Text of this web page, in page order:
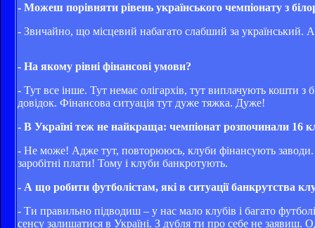
- Можеш порівняти рівень українського чемпіонату з
- Звичайно, що місцевий набагато слабший за
- На якому рівні фінансові умови?
- Тут все інше. Тут немає олігархів, тут виплачують кошти
довідок. Фінансова ситуація тут дуже тяжка. Дуже!
- В Україні теж не найкраща: чемпіонат розпочинали 16
- Не може! Адже тут, повторююсь, клуби фінансують заводи.
заробітні плати! Тому і клуби банкротують.
- А що робити футболістам, які в ситуації банкрутства
- Ти правильно підводиш – у нас мало клубів і багато
сенсу залишатися в Україні. З дубля ти про себе не